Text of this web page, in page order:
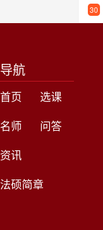
30
导航
首页
选课
名师
问答
资讯
法硕简章